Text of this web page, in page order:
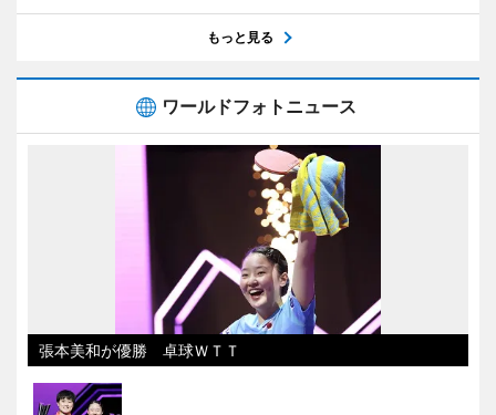
もっと見る
ワールドフォトニュース
張本美和が優勝 卓球ＷＴＴ